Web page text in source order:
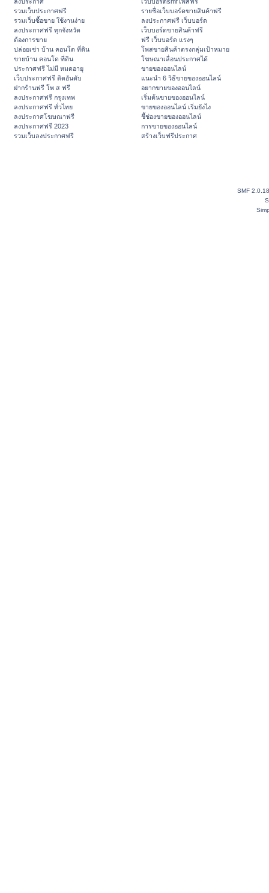
รวมเว็บประกาศฟรี
รวมเว็บซื้อขาย ใช้งานง่าย
ลงประกาศฟรี ทุกจังหวัด
ต้องการขาย
ปล่อยเช่า บ้าน คอนโด ที่ดิน
ขายบ้าน คอนโด ที่ดิน
ประกาศฟรี ไม่มี หมดอายุ
เว็บประกาศฟรี ติดอันดับ
ฝากร้านฟรี โพ ส ฟรี
ลงประกาศฟรี กรุงเทพ
ลงประกาศฟรี ทั่วไทย
ลงประกาศโฆษณาฟรี
ลงประกาศฟรี 2023
รวมเว็บลงประกาศฟรี
รายชื่อเว็บบอร์ดขายสินค้าฟรี
ลงประกาศฟรี เว็บบอร์ด
เว็บบอร์ดขายสินค้าฟรี
ฟรี เว็บบอร์ด แรงๆ
โพสขายสินค้าตรงกลุ่มเป้าหมาย
โฆษณาเลื่อนประกาศได้
ขายของออนไลน์
แนะนำ 6 วิธีขายของออนไลน์
อยากขายของออนไลน์
เริ่มต้นขายของออนไลน์
ขายของออนไลน์ เริ่มยังไง
ชี้ช่องขายของออนไลน์
การขายของออนไลน์
สร้างเว็บฟรีประกาศ
SMF 2.0.18